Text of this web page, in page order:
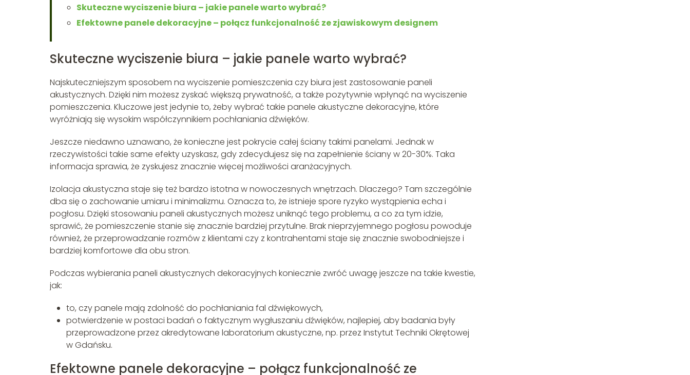
Skuteczne wyciszenie biura – jakie panele warto wybrać?
Efektowne panele dekoracyjne – połącz funkcjonalność ze zjawiskowym designem
Skuteczne wyciszenie biura – jakie panele warto wybrać?
Najskuteczniejszym sposobem na wyciszenie pomieszczenia czy biura jest zastosowanie paneli
akustycznych. Dzięki nim możesz zyskać większą prywatność, a także pozytywnie wpłynąć na wyciszenie
pomieszczenia. Kluczowe jest jedynie to, żeby wybrać takie panele akustyczne dekoracyjne, które
wyróżniają się wysokim współczynnikiem pochłaniania dźwięków.
Jeszcze niedawno uznawano, że konieczne jest pokrycie całej ściany takimi panelami. Jednak w
rzeczywistości takie same efekty uzyskasz, gdy zdecydujesz się na zapełnienie ściany w 20-30%. Taka
informacja sprawia, że zyskujesz znacznie więcej możliwości aranżacyjnych.
Izolacja akustyczna staje się też bardzo istotna w nowoczesnych wnętrzach. Dlaczego? Tam szczególnie
dba się o zachowanie umiaru i minimalizmu. Oznacza to, że istnieje spore ryzyko wystąpienia echa i
pogłosu. Dzięki stosowaniu paneli akustycznych możesz uniknąć tego problemu, a co za tym idzie,
sprawić, że pomieszczenie stanie się znacznie bardziej przytulne. Brak nieprzyjemnego pogłosu powoduje
również, że przeprowadzanie rozmów z klientami czy z kontrahentami staje się znacznie swobodniejsze i
bardziej komfortowe dla obu stron.
Podczas wybierania paneli akustycznych dekoracyjnych koniecznie zwróć uwagę jeszcze na takie kwestie,
jak:
to, czy panele mają zdolność do pochłaniania fal dźwiękowych,
potwierdzenie w postaci badań o faktycznym wygłuszaniu dźwięków, najlepiej, aby badania były
przeprowadzone przez akredytowane laboratorium akustyczne, np. przez Instytut Techniki Okrętowej
w Gdańsku.
Efektowne panele dekoracyjne – połącz funkcjonalność ze